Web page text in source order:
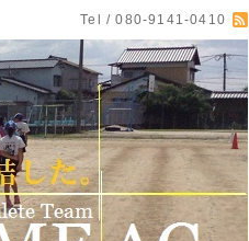
Tel / 080-9141-0410